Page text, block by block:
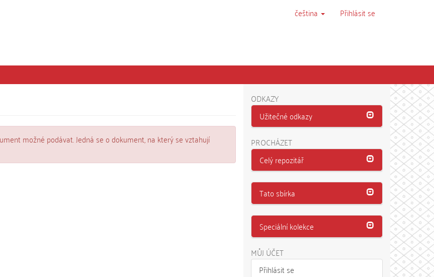
čeština Přihlásit se
možné podávat. Jedná se o dokument, na který se vztahují
ODKAZY
Užitečné odkazy
PROCHÁZET
Celý repozitář
Tato sbírka
Speciální kolekce
MŮJ ÚČET
Přihlásit se